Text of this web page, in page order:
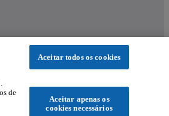
de
Aceitar todos os cookies
Aceitar apenas os
cookies necessários